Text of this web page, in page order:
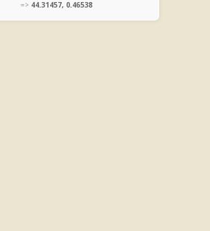
=> 44.31457, 0.46538